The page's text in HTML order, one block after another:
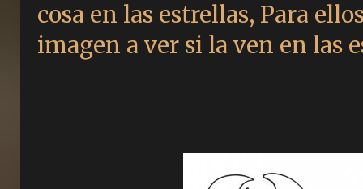
cosa en las estrellas, Para
imagen a ver si la ven en las